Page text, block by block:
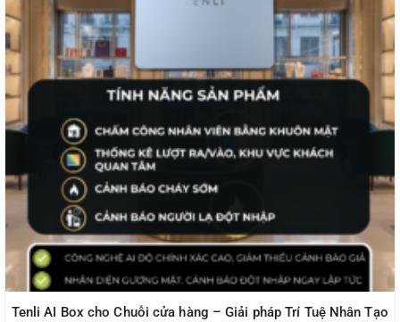
Tenli AI Box cho Chuỗi cửa hàng – Giải pháp Trí Tuệ Nhân Tạo